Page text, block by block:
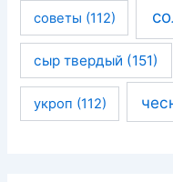
советы (112)
сыр твердый (151)
укроп (112)